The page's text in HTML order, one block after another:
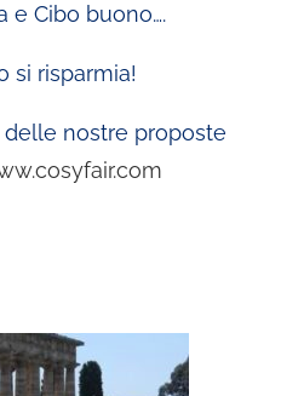
e Cibo buono….
si risparmia!
nostre proposte